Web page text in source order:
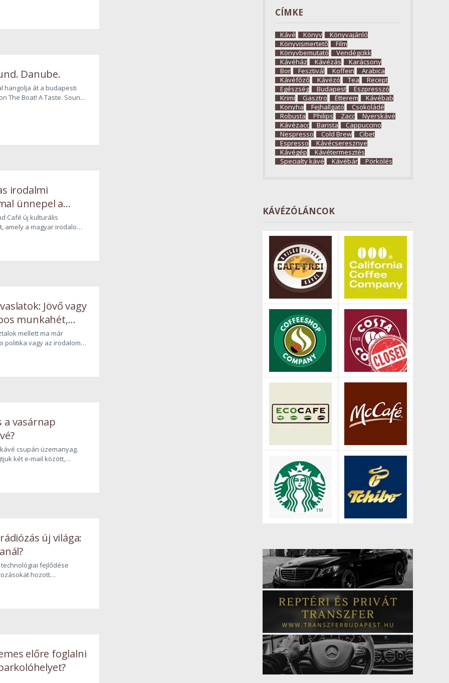
Danube.
hangolja át a budapesti
The Boat! A Taste. Sound.
irodalmi
ünnepel a
Café új kulturális
amely a magyar irodalom
Lászlóra épít.
Jövő vagy
munkahét,
mellett ma már
politika vagy az irodalom a
amit a mesterséges
a vasárnap
csupán üzemanyag.
két e-mail között,
íróasztal szélén,
új világa:
fejlődése
hozott
rohamos
előre foglalni
CÍMKE
Kávé Könyv
Könyvajánló
Könyvismertető
Film
Könyvbemutató
Vendégcikk
Kávéház
Kávézás
Karácsony
Bor
Fesztivál Koffein
Arabica
Kávéfőző
Kávézó Tea
Recept
Egészség
Budapest
Eszpresszó
Krimi
Gasztro Étterem
Kávébab
Konyha
Fejhallgató
Csokoládé
Robusta
Philips Zacc
Nyerskávé
Kávézacc
Barista
Cappuccino
Nespresso
Cold Brew
Cibet
Espresso
Kávécseresznye
Kávégép
Kávétermesztés
Specialty kávé
Kávébár Pörkölés
KÁVÉZÓLÁNCOK